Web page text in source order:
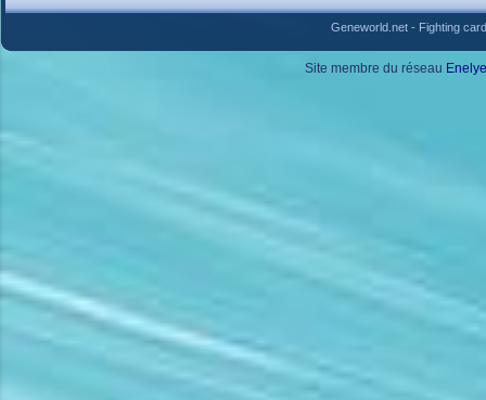
Geneworld.net- Fighting
Site membre du réseau Enelye